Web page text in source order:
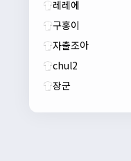
새해 복많이 받으
레레에
구홍이
자출조아
chul2
장군